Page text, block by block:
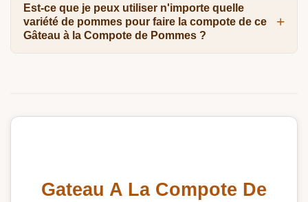
Est-ce que je peux utiliser n'importe quelle
variété de pommes pour faire la compote de ce
Gâteau à la Compote de Pommes ?
Gateau A La Compote De